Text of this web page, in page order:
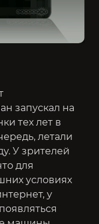
запускал на
тех лет в
летали
У зрителей
для
условиях
у